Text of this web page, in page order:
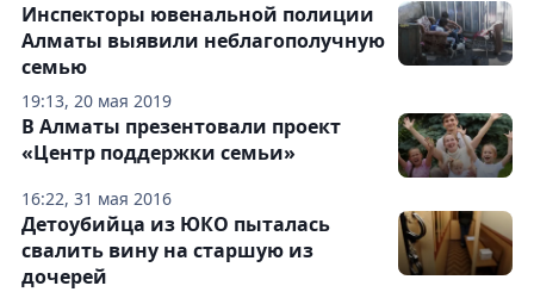
19:13, 20 мая 2019
Инспекторы ювенальной полиции
Алматы выявили неблагополучную
семью
16:22, 31 мая 2016
В Алматы презентовали проект
«Центр поддержки семьи»
Детоубийца из ЮКО пыталась
свалить вину на старшую из
дочерей